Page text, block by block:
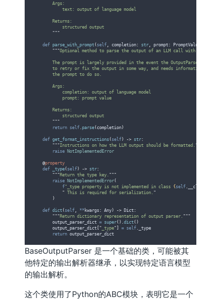
        Args:
            text: output of language model
        Returns:
            structured output
"""
def parse_with_prompt ( self completion : str prompt : PromptValue
"""Optional method to parse the output of an LLM call with a prompt.
        The prompt is largely provided in the event the OutputParser wants
        to retry or fix the output in some way, and needs information from
        the prompt to do so.
        Args:
            completion: output of language model
            prompt: prompt value
        Returns:
            structured output
"""
return self parse ( completion )
def get_format_instructions ( self ) -> str :
""" Instructions on how the LLM output should be formatted. """
raise NotImplementedError
@property
def
_type ( self ) -> str :
""" Return the type key. """
raise NotImplementedError (
f"_type property is not implemented in class { self __class__
" This is required for serialization. "
)
def dict ( self ** kwargs : Any ) -> Dict :
""" Return dictionary representation of output parser. """
        output_parser_dict
= super (). dict ()
        output_parser_dict
" _type" = self
_type
return output_parser_dict
BaseOutputParser 是一个基础的类，可能被其
他特定的输出解析器继承，以实现特定语言模型
的输出解析。
这个类使用了Python的ABC模块，表明它是一个